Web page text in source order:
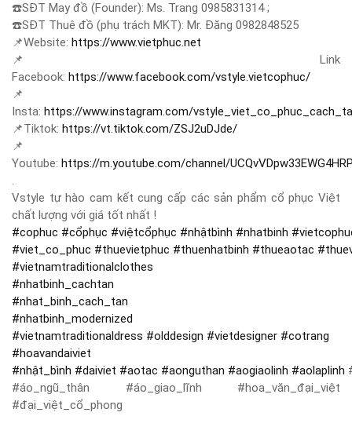
☎️SĐT May đồ (Founder): Ms. Trang 0985831314 ;
☎️SĐT Thuê đồ (phụ trách MKT): Mr. Đăng 0982848525
📌Website: https://www.vietphuc.net
📌 Link
Facebook: https://www.facebook.com/vstyle.vietcophuc/
📌
Insta: https://www.instagram.com/
📌Tiktok: https://vt.tiktok.com/ZSJ2uDJde/
📌
Youtube: https://m.youtube.com/channel/
.
Vstyle tự hào cam kết cung cấp các sản phẩm cổ phục Việt
chất lượng với giá tốt nhất !
#cophuc #cổphục #việtcổphục #nhậtbình #nhatbinh #
#viet_co_phuc #thuevietphuc #thuenhatbinh #thueaotac #
#vietnamtraditionalclothes
#nhatbinh_cachtan
#nhat_binh_cach_tan
#nhatbinh_modernized
#vietnamtraditionaldress #olddesign #vietdesigner #cotrang
#hoavandaiviet
#nhật_bình #daiviet #aotac #aonguthan #aogiaolinh #aolaplinh
#áo_ngũ_thân #áo_giao_lĩnh #hoa_văn_đại_việt
#đại_việt_cổ_phong